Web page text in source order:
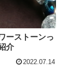
ーストーンっ
介
2022.07.14